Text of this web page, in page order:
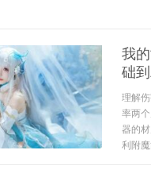
我
础
理解
率两
器的
利附